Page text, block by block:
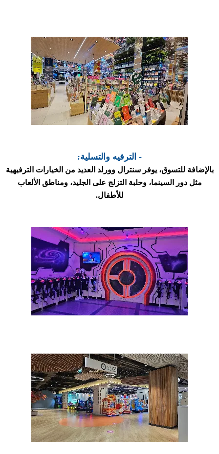
- الترفيه والتسلية:
بالإضافة للتسوق، يوفر سنترال وورلد العديد من الخيارات الترفيهية
مثل دور السينما، وحلبة التزلج على الجليد، ومناطق الألعاب
للأطفال.